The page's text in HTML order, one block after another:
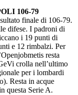
106-79
finale di 106-79.
difese. I padroni di
i 19 punti di
e 12 rimbalzi. Per
resta
crolla nell’ultimo
per i lombardi
Resta in acque
questa Serie A.